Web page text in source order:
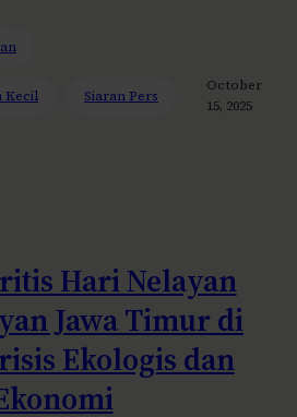
Kecil Siaran Pers
October
15, 2025
Hari Nelayan
Jawa Timur di
Ekologis dan